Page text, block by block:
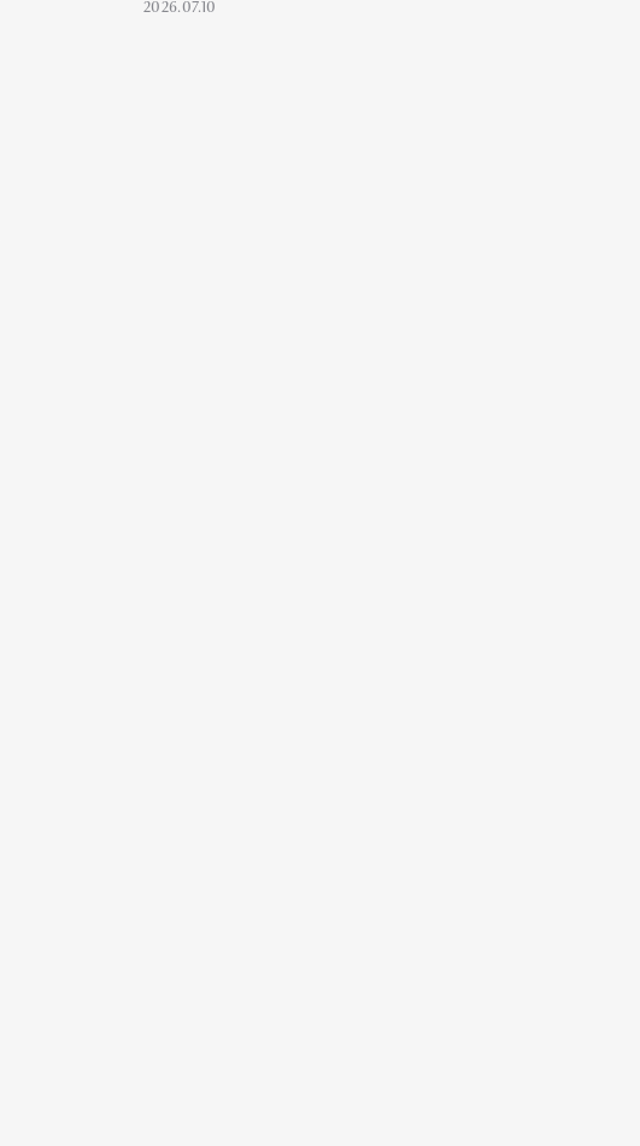
2026.07.10